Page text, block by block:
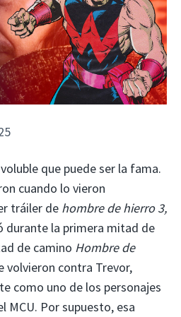
que puede ser la fama.
cuando lo vieron
tráiler de hombre de hierro 3,
durante la primera mitad de
de camino Hombre de
volvieron contra Trevor,
como uno de los personajes
MCU. Por supuesto, esa